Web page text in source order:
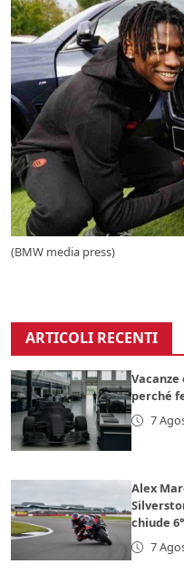
(BMW media press)
ARTICOLI RECENTI
perché
7
Alex
chiude 6°
7